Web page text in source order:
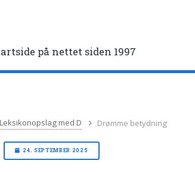
på nettet siden 1997
Leksikonopslag med D Drømme betydning
24. SEPTEMBER 2025